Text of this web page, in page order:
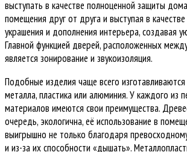
выступать в качестве полноценной защиты
помещения друг от друга и выступая в
украшения и дополнения интерьера, создавая
Главной функцией дверей, расположенных
является зонирование и звукоизоляция.
Подобные изделия чаще всего
металла, пластика или алюминия. У каждого из
материалов имеются свои преимущества.
очередь, экологична, её использование в
выигрышно не только благодаря
и из-за их способности «дышать».